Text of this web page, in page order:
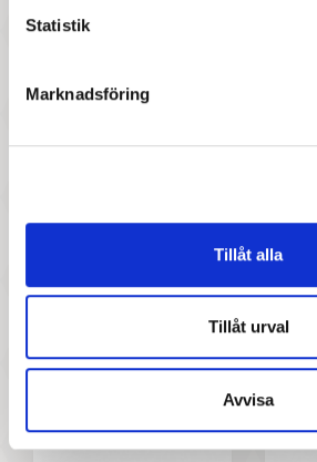
Statistik
Marknadsföring
Tillåt alla
Tillåt urval
Avvisa
Vardagsrumsset Basic
Pris
227 :-
Lundby - Dockhusmöbler,